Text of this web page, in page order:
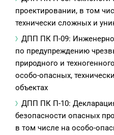
проектировании, в том
технически сложных и
ДПП ПК П-09:
по предупреждению
природного и
особо-опасных,
объектах
ДПП ПК П-10:
безопасности опасных
в том числе на особо-